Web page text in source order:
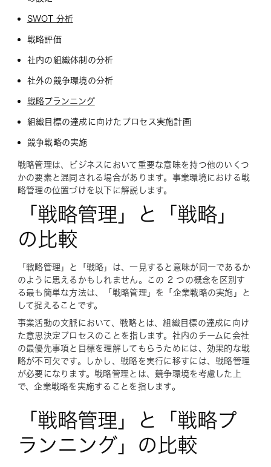
SWOT 分析
戦略評価
社内の組織体制の分析
社外の競争環境の分析
戦略プランニング
組織目標の達成に向けたプロセス実施計画
競争戦略の実施
戦略管理は、ビジネスにおいて重要な意味を持つ他のいくつ
かの要素と混同される場合があります。事業環境における戦
略管理の位置づけを以下に解説します。
「戦略管理」と「戦略」
の比較
「戦略管理」と「戦略」は、一見すると意味が同一であるか
のように思えるかもしれません。この 2 つの概念を区別す
る最も簡単な方法は、「戦略管理」を「企業戦略の実施」と
して捉えることです。
事業活動の文脈において、戦略とは、組織目標の達成に向け
た意思決定プロセスのことを指します。社内のチームに会社
の最優先事項と目標を理解してもらうためには、効果的な戦
略が不可欠です。しかし、戦略を実行に移すには、戦略管理
が必要になります。戦略管理とは、競争環境を考慮した上
で、企業戦略を実施することを指します。
「戦略管理」と「戦略プ
ランニング」の比較